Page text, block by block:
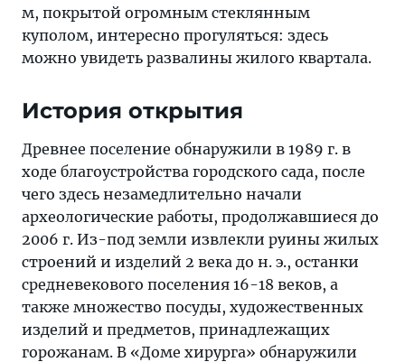
м, покрытой огромным стеклянным
куполом, интересно прогуляться: здесь
можно увидеть развалины жилого квартала.
История открытия
Древнее поселение обнаружили в 1989 г. в
ходе благоустройства городского сада, после
чего здесь незамедлительно начали
археологические работы, продолжавшиеся до
2006 г. Из-под земли извлекли руины жилых
строений и изделий 2 века до н. э., останки
средневекового поселения 16-18 веков, а
также множество посуды, художественных
изделий и предметов, принадлежащих
горожанам. В «Доме хирурга» обнаружили